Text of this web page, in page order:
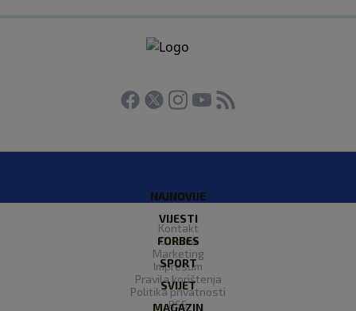
NAJNOVIJE
VIJESTI
FORBES
SPORT
SVIJET
MAGAZIN
Kontakt
O nama
Marketing
Impresum
Pravila korištenja
Politika privatnosti
RSS